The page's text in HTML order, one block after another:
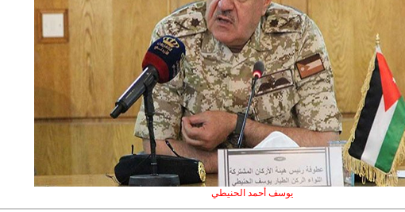
يوسف أحمد الحنيطي